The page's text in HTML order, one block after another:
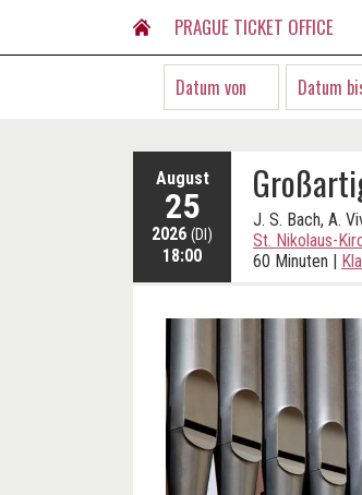
PRAGUE TICKET OFFICE
August
25
2026 (DI)
18:00
J. S. Bach, A.
St. Nikolaus-
60 Minuten |